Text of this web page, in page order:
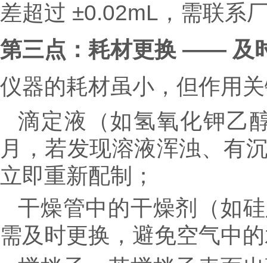
差超过 ±0.02mL，需联系
第三点：耗材更换 —— 及
仪器的耗材虽小，但作用
滴定液（如氢氧化钾乙
月，若发现溶液浑浊、有
立即重新配制；
干燥管中的干燥剂（如
需及时更换，避免空气中